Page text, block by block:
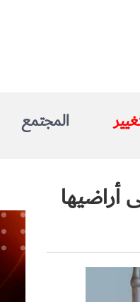
المجتمع
أراضيها